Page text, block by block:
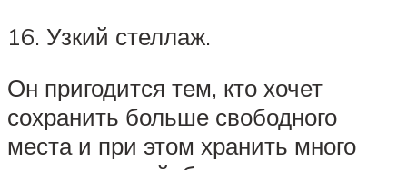
16. Узкий стеллаж.
Он пригодится тем, кто хочет
сохранить больше свободного
места и при этом хранить много